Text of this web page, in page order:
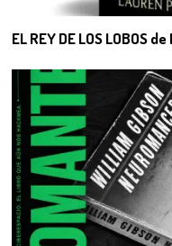
EL REY DE LOS LOBOS